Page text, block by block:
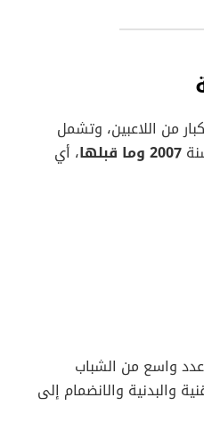
من اللاعبين، وتشمل
2007 وما قبلها
، أي
عدد واسع من الشباب
والبدنية والانضمام إلى